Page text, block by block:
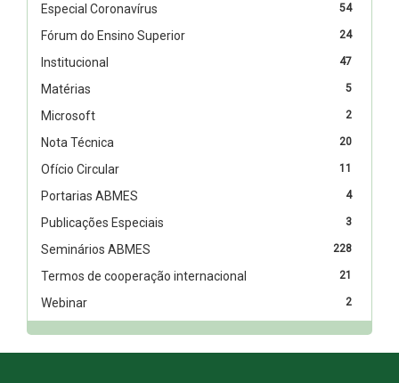
54
Especial Coronavírus
24
Fórum do Ensino Superior
47
Institucional
5
Matérias
2
Microsoft
20
Nota Técnica
11
Ofício Circular
4
Portarias ABMES
3
Publicações Especiais
228
Seminários ABMES
21
Termos de cooperação internacional
2
Webinar